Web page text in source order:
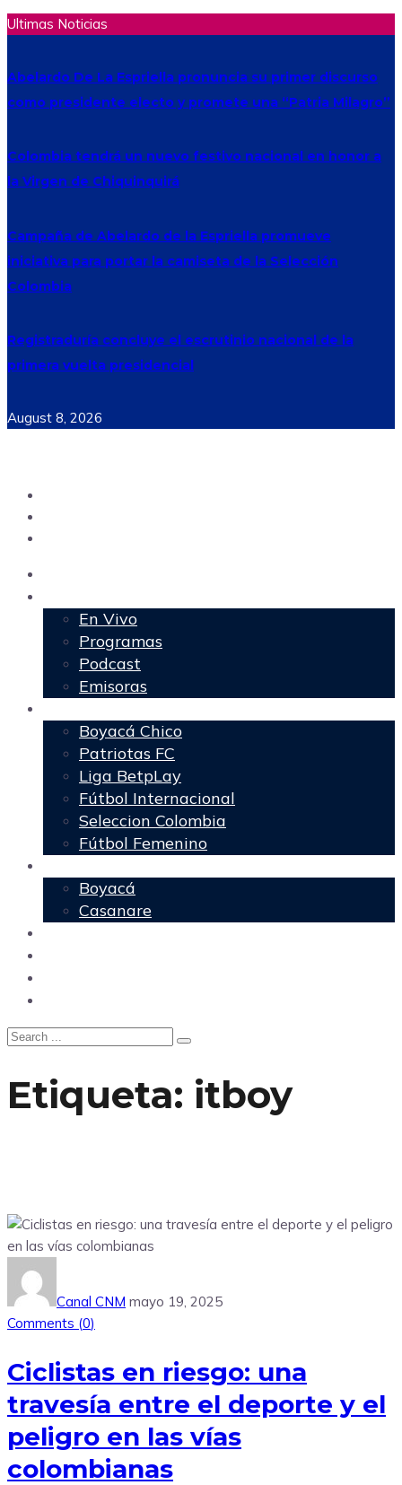
Ultimas Noticias
Abelardo De La Espriella pronuncia su primer discurso
como presidente electo y promete una “Patria Milagro”
Colombia tendrá un nuevo festivo nacional en honor a
la Virgen de Chiquinquirá
Campaña de Abelardo de la Espriella promueve
iniciativa para portar la camiseta de la Selección
Colombia
Registraduría concluye el escrutinio nacional de la
primera vuelta presidencial
August 8, 2026
En Vivo
Programas
Podcast
Emisoras
Boyacá Chico
Patriotas FC
Liga BetpLay
Fútbol Internacional
Seleccion Colombia
Fútbol Femenino
Boyacá
Casanare
Etiqueta: itboy
Canal CNM mayo 19, 2025
Comments (0)
Ciclistas en riesgo: una
travesía entre el deporte y el
peligro en las vías
colombianas